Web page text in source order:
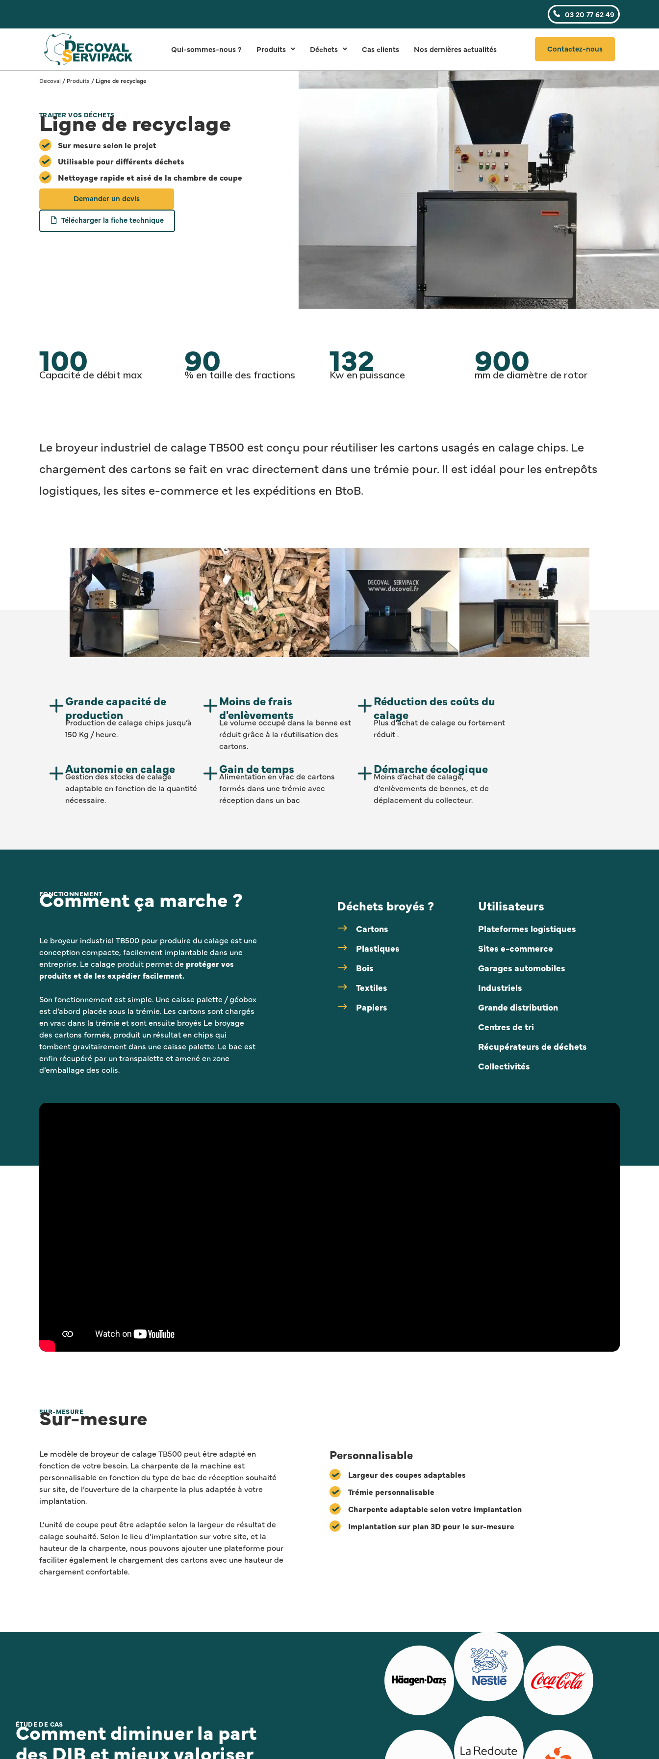
03 20 77 62 49
Qui-sommes-nous ? Produits Déchets Cas clients Nos dernières actualités Contactez-nous
Decoval / Produits / Ligne de recyclage
TRAITER VOS DÉCHETS
Ligne de recyclage
Sur mesure selon le projet
Utilisable pour différents déchets
Nettoyage rapide et aisé de la chambre de coupe
Demander un devis
Télécharger la fiche technique
100
Capacité de débit max 90
% en taille des fractions 132
Kw en puissance 900
mm de diamètre de rotor
Le broyeur industriel de calage TB500 est conçu pour réutiliser les cartons usagés en calage chips. Le
chargement des cartons se fait en vrac directement dans une trémie pour. Il est idéal pour les entrepôts
logistiques, les sites e-commerce et les expéditions en BtoB.
Grande capacité de
production
Production de calage chips jusqu’à
150 Kg / heure.
Moins de frais
d'enlèvements
Le volume occupé dans la benne est
réduit grâce à la réutilisation des
cartons.
Réduction des coûts du
calage
Plus d’achat de calage ou fortement
réduit .
Autonomie en calage
Gestion des stocks de calage
adaptable en fonction de la quantité
nécessaire.
Gain de temps
Alimentation en vrac de cartons
formés dans une trémie avec
réception dans un bac
Démarche écologique
Moins d’achat de calage,
d’enlèvements de bennes, et de
déplacement du collecteur.
FONCTIONNEMENT
Comment ça marche ?
Le broyeur industriel TB500 pour produire du calage est une
conception compacte, facilement implantable dans une
entreprise. Le calage produit permet de protéger vos
produits et de les expédier facilement.
Son fonctionnement est simple. Une caisse palette / géobox
est d’abord placée sous la trémie. Les cartons sont chargés
en vrac dans la trémie et sont ensuite broyés Le broyage
des cartons formés, produit un résultat en chips qui
tombent gravitairement dans une caisse palette. Le bac est
enfin récupéré par un transpalette et amené en zone
d’emballage des colis.
Déchets broyés ?
Cartons
Plastiques
Bois
Textiles
Papiers
Utilisateurs
Plateformes logistiques
Sites e-commerce
Garages automobiles
Industriels
Grande distribution
Centres de tri
Récupérateurs de déchets
Collectivités
SUR-MESURE
Sur-mesure
Le modèle de broyeur de calage TB500 peut être adapté en
fonction de votre besoin. La charpente de la machine est
personnalisable en fonction du type de bac de réception souhaité
sur site, de l’ouverture de la charpente la plus adaptée à votre
implantation.
L’unité de coupe peut être adaptée selon la largeur de résultat de
calage souhaité. Selon le lieu d’implantation sur votre site, et la
hauteur de la charpente, nous pouvons ajouter une plateforme pour
faciliter également le chargement des cartons avec une hauteur de
chargement confortable.
Personnalisable
Largeur des coupes adaptables
Trémie personnalisable
Charpente adaptable selon votre implantation
Implantation sur plan 3D pour le sur-mesure
ÉTUDE DE CAS
Comment diminuer la part
des DIB et mieux valoriser